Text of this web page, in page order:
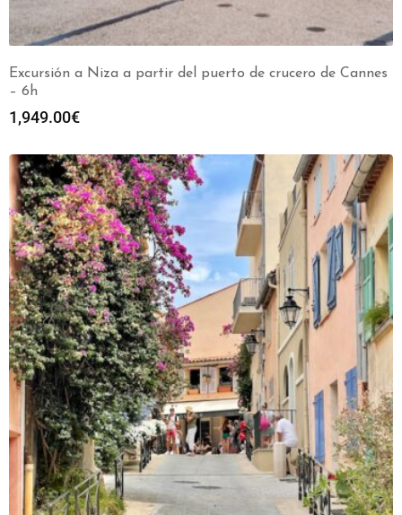
Excursión a Niza a partir del puerto de crucero de Cannes
– 6h
1,949.00€